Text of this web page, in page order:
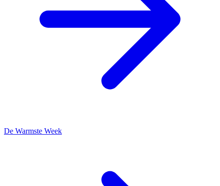
De Warmste Week